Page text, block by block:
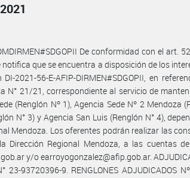
De conformidad con el art.
notifica que se encuentra a disposición de los
2021-56-E-AFIP-DIRMEN#SDGOPII, en
N° 21/21, correspondiente al servicio de
(Renglón Nº 1), Agencia Sede Nº 2 Mendoza
N° 3) y Agencia San Luis (Renglón N° 4),
Mendoza. Los oferentes podrán realizar las
Dirección Regional Mendoza, a las cuentas
y/o earroyogonzalez@afip.gob.ar.
23-93720396-9. RENGLONES ADJUDICADOS